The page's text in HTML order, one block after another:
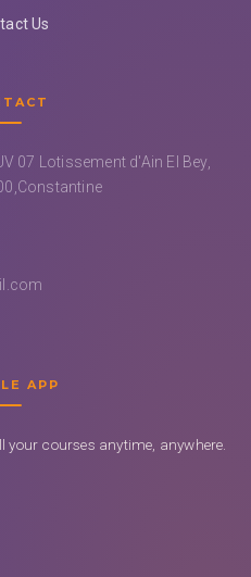
Us
07 Lotissement d'Ain El Bey,
APP
courses anytime, anywhere.